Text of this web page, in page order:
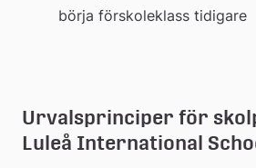
börja förskoleklass tidigare
Urvalsprinciper för
Luleå International